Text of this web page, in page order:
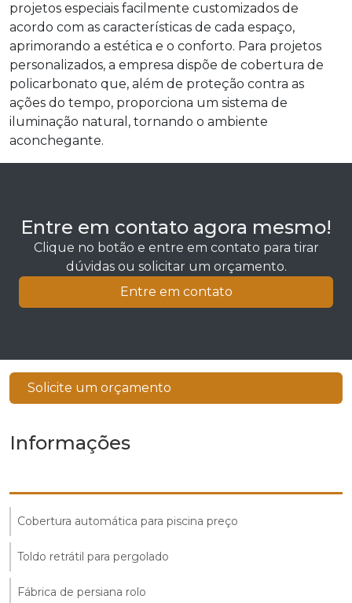
projetos especiais facilmente customizados de
acordo com as características de cada espaço,
aprimorando a estética e o conforto. Para projetos
personalizados, a empresa dispõe de cobertura de
policarbonato que, além de proteção contra as
ações do tempo, proporciona um sistema de
iluminação natural, tornando o ambiente
aconchegante.
Entre em contato agora mesmo!
Clique no botão e entre em contato para tirar
dúvidas ou solicitar um orçamento.
Entre em contato
Solicite um orçamento
Informações
Cobertura automática para piscina preço
Toldo retrátil para pergolado
Fábrica de persiana rolo